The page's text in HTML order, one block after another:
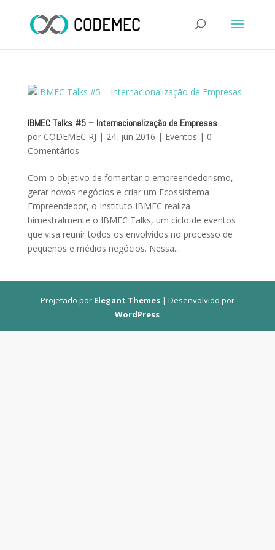
IBMEC Talks #5 – Internacionalização de Empresas
por CODEMEC RJ | 24, jun 2016 | Eventos | 0
Comentários
Com o objetivo de fomentar o empreendedorismo,
gerar novos negócios e criar um Ecossistema
Empreendedor, o Instituto IBMEC realiza
bimestralmente o IBMEC Talks, um ciclo de eventos
que visa reunir todos os envolvidos no processo de
pequenos e médios negócios. Nessa...
Projetado por Elegant Themes| Desenvolvido por
WordPress